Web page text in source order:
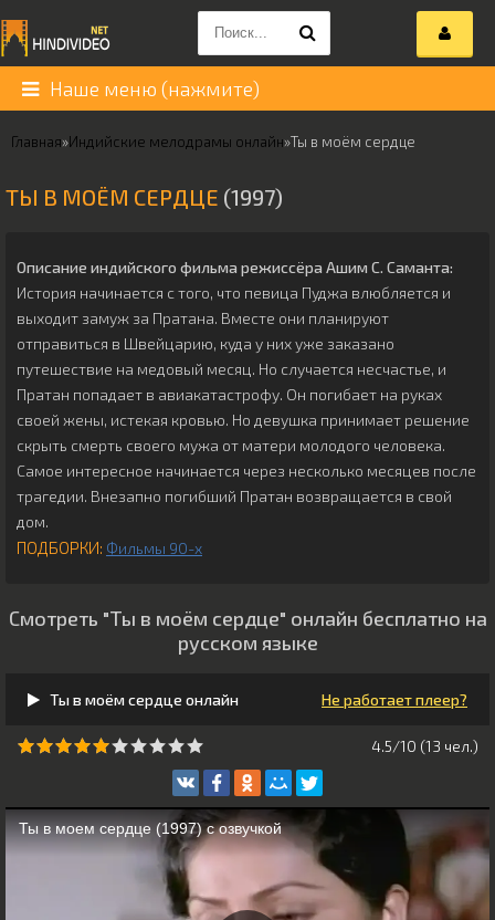
Наше меню (нажмите)
Главная»Индийские мелодрамы онлайн»Ты в моём сердце
ТЫ В МОЁМ СЕРДЦЕ (1997)
Описание индийского фильма режиссёра Ашим С. Саманта:
История начинается с того, что певица Пуджа влюбляется и
выходит замуж за Пратана. Вместе они планируют
отправиться в Швейцарию, куда у них уже заказано
путешествие на медовый месяц. Но случается несчастье, и
Пратан попадает в авиакатастрофу. Он погибает на руках
своей жены, истекая кровью. Но девушка принимает решение
скрыть смерть своего мужа от матери молодого человека.
Самое интересное начинается через несколько месяцев после
трагедии. Внезапно погибший Пратан возвращается в свой
дом.
ПОДБОРКИ: Фильмы 90-х
Смотреть "Ты в моём сердце" онлайн бесплатно на
русском языке
Ты в моём сердце онлайн Не работает плеер?
4.5/10 (13 чeл.)